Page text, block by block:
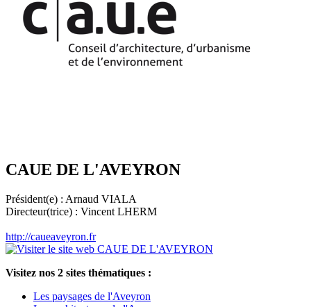
CAUE DE L'AVEYRON
Président(e) : Arnaud VIALA
Directeur(trice) : Vincent LHERM
http://caueaveyron.fr
Visitez nos 2 sites thématiques :
Les paysages de l'Aveyron